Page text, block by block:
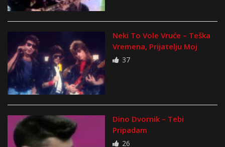
Neki To Vole Vruće – Teška
Vremena, Prijatelju Moj
37
Dino Dvornik – Tebi
Pripadam
26